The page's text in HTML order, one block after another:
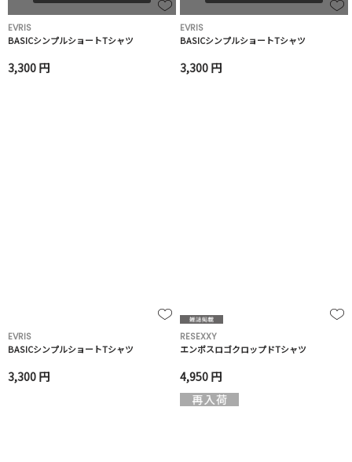
EVRIS
BASICシンプルショートTシャツ
3,300 円
EVRIS
BASICシンプルショートTシャツ
3,300 円
EVRIS
BASICシンプルショートTシャツ
3,300 円
RESEXXY
エンボスロゴクロップドTシャツ
4,950 円